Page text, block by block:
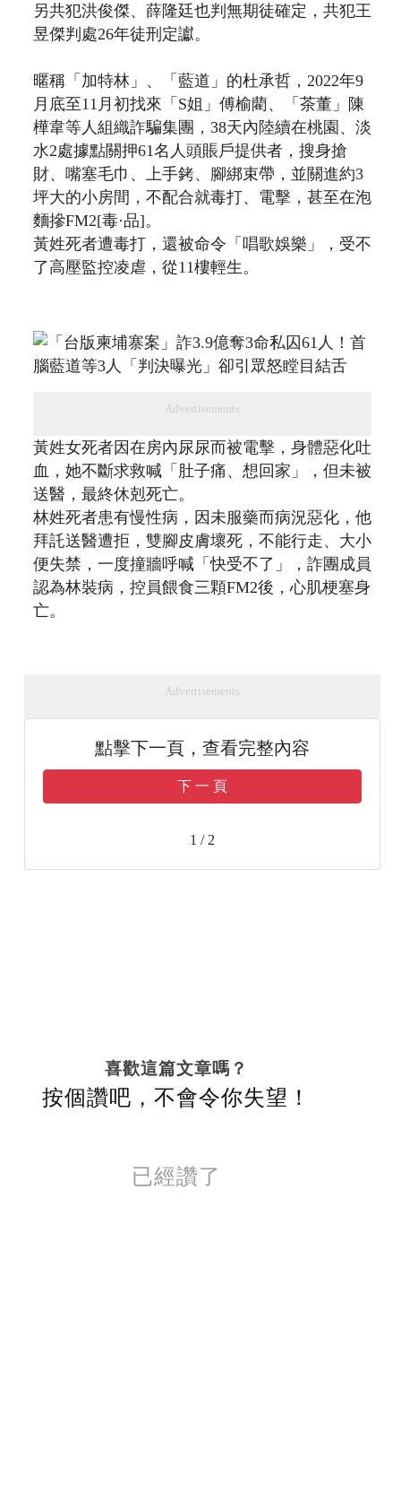
另共犯洪俊傑、薛隆廷也判無期徒確定，共犯王
昱傑判處26年徒刑定讞。
暱稱「加特林」、「藍道」的杜承哲，2022年9
月底至11月初找來「S姐」傅榆藺、「茶董」陳
樺韋等人組織詐騙集團，38天內陸續在桃園、淡
水2處據點關押61名人頭賬戶提供者，搜身搶
財、嘴塞毛巾、上手銬、腳綁束帶，並關進約3
坪大的小房間，不配合就毒打、電擊，甚至在泡
麵摻FM2[毒·品]。
黃姓死者遭毒打，還被命令「唱歌娛樂」，受不
了高壓監控凌虐，從11樓輕生。
Advertisements
黃姓女死者因在房內尿尿而被電擊，身體惡化吐
血，她不斷求救喊「肚子痛、想回家」，但未被
送醫，最終休剋死亡。
林姓死者患有慢性病，因未服藥而病況惡化，他
拜託送醫遭拒，雙腳皮膚壞死，不能行走、大小
便失禁，一度撞牆呼喊「快受不了」，詐團成員
認為林裝病，控員餵食三顆FM2後，心肌梗塞身
亡。
Advertisements
點擊下一頁，查看完整內容
下 一 頁
1 / 2
喜歡這篇文章嗎？
按個讚吧，不會令你失望！
已經讚了